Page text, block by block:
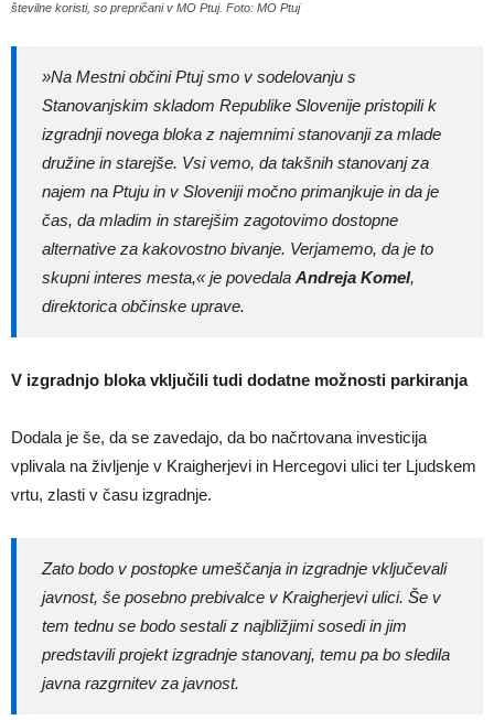
številne koristi, so prepričani v MO Ptuj. Foto: MO Ptuj
»Na Mestni občini Ptuj smo v sodelovanju s
Stanovanjskim skladom Republike Slovenije pristopili k
izgradnji novega bloka z najemnimi stanovanji za mlade
družine in starejše. Vsi vemo, da takšnih stanovanj za
najem na Ptuju in v Sloveniji močno primanjkuje in da je
čas, da mladim in starejšim zagotovimo dostopne
alternative za kakovostno bivanje. Verjamemo, da je to
skupni interes mesta,« je povedala Andreja Komel,
direktorica občinske uprave.
V izgradnjo bloka vključili tudi dodatne možnosti parkiranja
Dodala je še, da se zavedajo, da bo načrtovana investicija
vplivala na življenje v Kraigherjevi in Hercegovi ulici ter Ljudskem
vrtu, zlasti v času izgradnje.
Zato bodo v postopke umeščanja in izgradnje vključevali
javnost, še posebno prebivalce v Kraigherjevi ulici. Še v
tem tednu se bodo sestali z najbližjimi sosedi in jim
predstavili projekt izgradnje stanovanj, temu pa bo sledila
javna razgrnitev za javnost.